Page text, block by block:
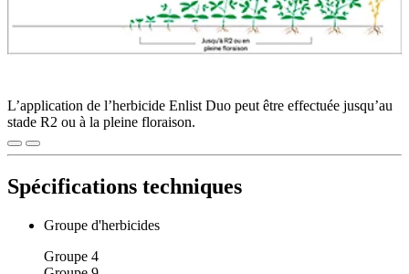
L’application de l’herbicide Enlist Duo peut être effectuée jusqu’au
stade R2 ou à la pleine floraison.
Spécifications techniques
Groupe d'herbicides
Groupe 4